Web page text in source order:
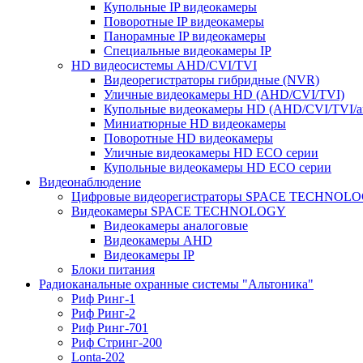
Купольные IP видеокамеры
Поворотные IP видеокамеры
Панорамные IP видеокамеры
Специальные видеокамеры IP
HD видеосистемы AHD/CVI/TVI
Видеорегистраторы гибридные (NVR)
Уличные видеокамеры HD (AHD/CVI/TVI)
Купольные видеокамеры HD (AHD/CVI/TVI/
Миниатюрные HD видеокамеры
Поворотные HD видеокамеры
Уличные видеокамеры HD ECO серии
Купольные видеокамеры HD ECO серии
Видеонаблюдение
Цифровые видеорегистраторы SPACE
Видеокамеры SPACE TECHNOLOGY
Видеокамеры аналоговые
Видеокамеры AHD
Видеокамеры IP
Блоки питания
Радиоканальные охранные системы "Альтоника"
Риф Ринг-1
Риф Ринг-2
Риф Ринг-701
Риф Стринг-200
Lonta-202